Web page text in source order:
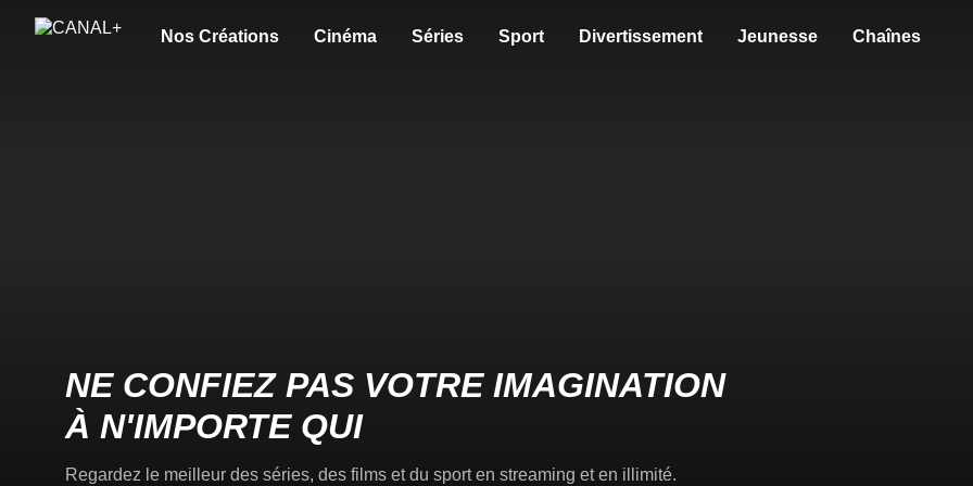
Nos Créations Cinéma Séries Sport Divertissement Jeunesse Chaînes
NE CONFIEZ PAS VOTRE IMAGINATION
À N'IMPORTE QUI
Regardez le meilleur des séries, des films et du sport en streaming et en illimité.